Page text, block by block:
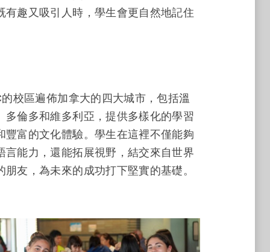
有趣又吸引人時，學生會更自然地記住
校區遍佈加拿大的四大城市，包括溫
多倫多和維多利亞，提供多樣化的學習
豐富的文化體驗。學生在這裡不僅能夠
言能力，還能拓展視野，結交來自世界
朋友，為未來的成功打下堅實的基礎。